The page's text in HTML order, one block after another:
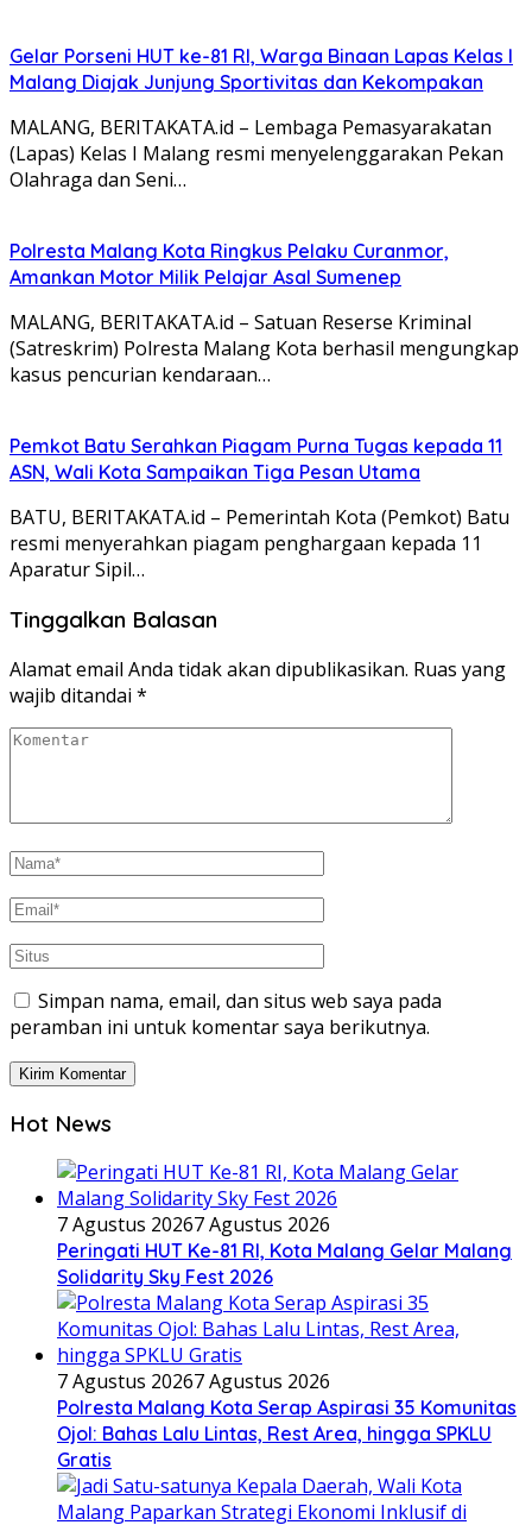
Gelar Porseni HUT ke-81 RI, Warga Binaan Lapas Kelas I
Malang Diajak Junjung Sportivitas dan Kekompakan
MALANG, BERITAKATA.id – Lembaga Pemasyarakatan
(Lapas) Kelas I Malang resmi menyelenggarakan Pekan
Olahraga dan Seni…
Polresta Malang Kota Ringkus Pelaku Curanmor,
Amankan Motor Milik Pelajar Asal Sumenep
MALANG, BERITAKATA.id – Satuan Reserse Kriminal
(Satreskrim) Polresta Malang Kota berhasil mengungkap
kasus pencurian kendaraan…
Pemkot Batu Serahkan Piagam Purna Tugas kepada 11
ASN, Wali Kota Sampaikan Tiga Pesan Utama
BATU, BERITAKATA.id – Pemerintah Kota (Pemkot) Batu
resmi menyerahkan piagam penghargaan kepada 11
Aparatur Sipil…
Tinggalkan Balasan
Alamat email Anda tidak akan dipublikasikan. Ruas yang
wajib ditandai *
Simpan nama, email, dan situs web saya pada
peramban ini untuk komentar saya berikutnya.
Hot News
7 Agustus 20267 Agustus 2026
Peringati HUT Ke-81 RI, Kota Malang Gelar Malang
Solidarity Sky Fest 2026
7 Agustus 20267 Agustus 2026
Polresta Malang Kota Serap Aspirasi 35 Komunitas
Ojol: Bahas Lalu Lintas, Rest Area, hingga SPKLU
Gratis